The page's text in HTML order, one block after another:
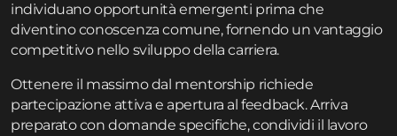
individuano opportunità emergenti prima che
diventino conoscenza comune, fornendo un vantaggio
competitivo nello sviluppo della carriera.
Ottenere il massimo dal mentorship richiede
partecipazione attiva e apertura al feedback. Arriva
preparato con domande specifiche, condividi il lavoro